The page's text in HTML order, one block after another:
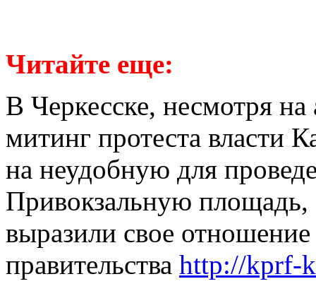
Читайте еще:
В Черкесске, несмотря
митинг протеста власти
на неудобную для
Привокзальную площадь,
выразили свое
правительства http://kprf-